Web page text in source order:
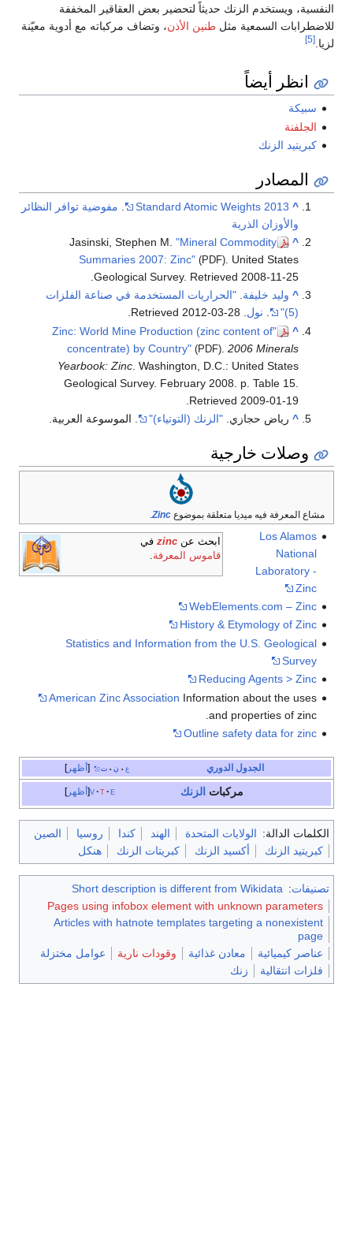
النفسية، ويستخدم الزنك حديثاً لتحضير بعض العقاقير المخففة
للاضطرابات السمعية مثل طنين الأذن، وتضاف مركباته مع أدوية معيّنة
لزيا. [5]
انظر أيضاً
سبيكة
الجلفنة
كبريتيد الزنك
المصادر
^
Standard Atomic Weights 2013
مفوضية توافر النظائر
والأوزان الذرية
^
Jasinski, Stephen M."Mineral Commodity
Summaries 2007: Zinc" (PDF) . United States
Geological Survey. Retrieved 2008-11-25
.
^ وليد خليفة. "الحراريات المستخدمة في صناعة الفلزات
(5)"
. نول. Retrieved
2012-03-28
.
^
"Zinc: World Mine Production (zinc content of
concentrate) by Country" (PDF) .2006 Minerals
Yearbook: Zinc . Washington, D.C.: United States
Geological Survey. February 2008. p. Table 15
Retrieved 2009-01-19
^ رياض حجازي. " الزنك (التوتياء)" . الموسوعة العربية.
وصلات خارجية
مشاع المعرفة فيه ميديا متعلقة بموضوعZinc
ابحث عنzinc في
قاموس المعرفة.
Los Alamos
National
Laboratory -
Zinc
WebElements.com – Zinc
History & Etymology of Zinc
Statistics and Information from the U.S. Geological
Survey
Reducing Agents > Zinc
American Zinc Association Information about the uses
and properties of zinc.
Outline safety data for zinc
أظهر ع • ن • ت الجدول الدوري
أظهر v t e مركبات الزنك
الكلمات الدالة: الولايات المتحدة الهند كندا روسيا
الصين
كبريتيد الزنك
أكسيد الزنك كبريتات الزنك هنكل
تصنيفات:
Short description is different from Wikidata
Pages using infobox element with unknown parameters
Articles with hatnote templates targeting a nonexistent
page
عناصر كيميائية
معادن غذائية وقودات نارية
عوامل مختزلة
فلزات انتقالية
زنك